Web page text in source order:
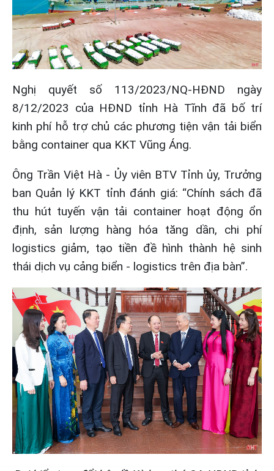
Nghị quyết số 113/2023/NQ-HĐND ngày
8/12/2023 của HĐND tỉnh Hà Tĩnh đã bố trí
kinh phí hỗ trợ chủ các phương tiện vận tải biển
bằng container qua KKT Vũng Áng.
Ông Trần Việt Hà - Ủy viên BTV Tỉnh ủy, Trưởng
ban Quản lý KKT tỉnh đánh giá: “Chính sách đã
thu hút tuyến vận tải container hoạt động ổn
định, sản lượng hàng hóa tăng dần, chi phí
logistics giảm, tạo tiền đề hình thành hệ sinh
thái dịch vụ cảng biển - logistics trên địa bàn”.